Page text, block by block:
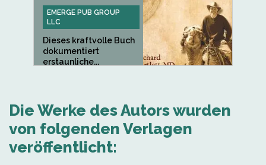
EMERGE PUB GROUP
LLC
Dieses kraftvolle Buch
dokumentiert
erstaunliche...
Die Werke des Autors wurden
von folgenden Verlagen
veröffentlicht: